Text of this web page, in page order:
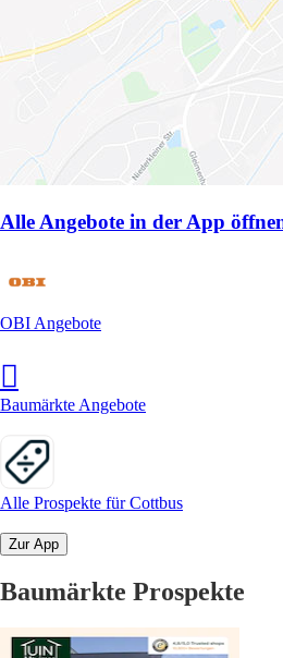
Alle Angebote in der App
OBI Angebote
Baumärkte Angebote
Alle Prospekte für Cottbus
Zur App
Baumärkte Prospekte